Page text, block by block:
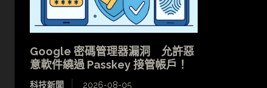
Google 密碼管理器漏洞 允許惡
意軟件繞過 Passkey 接管帳戶！
科技新聞 2026-08-05